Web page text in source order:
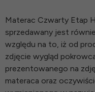
Materac Czwarty Etap
sprzedawany jest
względu na to, iż od
zdjęcie wygląd
prezentowanego na
materaca oraz